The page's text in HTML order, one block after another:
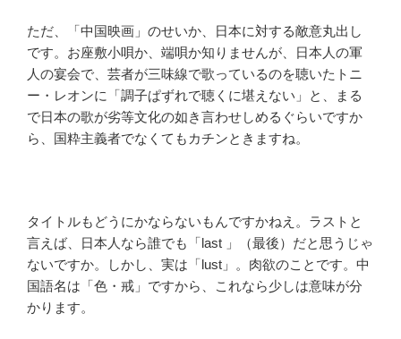
ただ、「中国映画」のせいか、日本に対する敵意丸出し
です。お座敷小唄か、端唄か知りませんが、日本人の軍
人の宴会で、芸者が三味線で歌っているのを聴いたトニ
ー・レオンに「調子ぱずれで聴くに堪えない」と、まる
で日本の歌が劣等文化の如き言わせしめるぐらいですか
ら、国粋主義者でなくてもカチンときますね。
タイトルもどうにかならないもんですかねえ。ラストと
言えば、日本人なら誰でも「last 」（最後）だと思うじゃ
ないですか。しかし、実は「lust」。肉欲のことです。中
国語名は「色・戒」ですから、これなら少しは意味が分
かります。